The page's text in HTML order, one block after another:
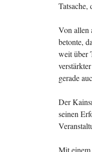
Tatsache,
Von allen
betonte,
weit über
gerade
Der
seinen
Mit einem